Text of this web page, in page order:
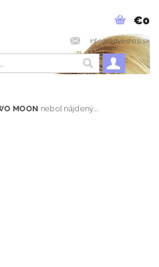
info@ladyeshop.sk
€0
MOON nebol nájdený....